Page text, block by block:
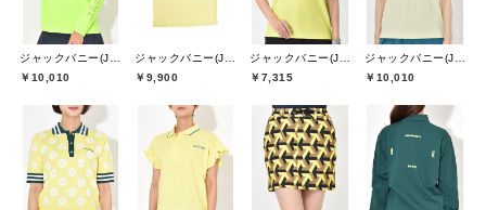
￥10,010
￥9,900
￥7,315
￥10,010